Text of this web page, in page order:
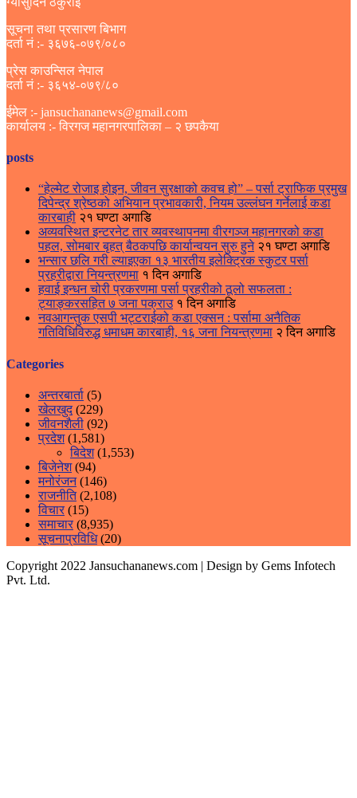
सूचना तथा प्रसारण बिभाग
दर्ता नं :- ३६७६-०७९/०८०
प्रेस काउन्सिल नेपाल
दर्ता नं :- ३६५४-०७९/८०
ईमेल :- jansuchananews@gmail.com
कार्यालय :- विरगज महानगरपालिका – २ छपकैया
posts
“हेल्मेट रोजाइ होइन, जीवन सुरक्षाको कवच हो” – पर्सा ट्राफिक प्रमुख
दिपेन्द्र श्रेष्ठको अभियान प्रभावकारी, नियम उल्लंघन गर्नेलाई कडा
कारबाही २१ घण्टा अगाडि
अव्यवस्थित इन्टरनेट तार व्यवस्थापनमा वीरगञ्ज महानगरको कडा
पहल, सोमबार बृहत् बैठकपछि कार्यान्वयन सुरु हुने २१ घण्टा अगाडि
भन्सार छलि गरी ल्याइएका १३ भारतीय इलेक्ट्रिक स्कुटर पर्सा
प्रहरीद्वारा नियन्त्रणमा १ दिन अगाडि
हवाई इन्धन चोरी प्रकरणमा पर्सा प्रहरीको ठूलो सफलता :
ट्याङ्करसहित ७ जना पक्राउ १ दिन अगाडि
नवआगन्तुक एसपी भट्टराईको कडा एक्सन : पर्सामा अनैतिक
गतिविधिविरुद्ध धमाधम कारबाही, १६ जना नियन्त्रणमा २ दिन अगाडि
Categories
अन्तरबार्ता (5)
खेलखुद(229)
जीवनशैली (92)
प्रदेश(1,581)
बिदेश(1,553)
बिजेनेश(94)
मनोरंजन(146)
राजनीति(2,108)
विचार(15)
समाचार(8,935)
सूचनाप्रविधि(20)
Copyright 2022 Jansuchananews.com | Design by Gems Infotech
Pvt. Ltd.